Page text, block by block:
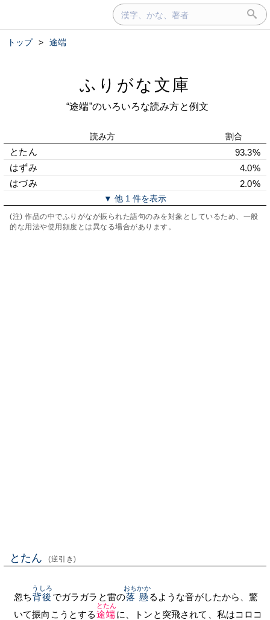
トップ > 途端
ふりがな文庫
“途端”のいろいろな読み方と例文
読み方 割合
とたん
93.3%
はずみ
4.0%
はづみ
2.0%
▼ 他 1 件を表示
(注) 作品の中でふりがなが振られた語句のみを対象としているため、一般
的な用法や使用頻度とは異なる場合があります。
とたん (逆引き)
忽ち背後
うしろ
でガラガラと雷の落懸
おちかか
るような音がしたから、驚
いて振向こうとする途端
とたん
に、トンと突飛されて、私はコロコ